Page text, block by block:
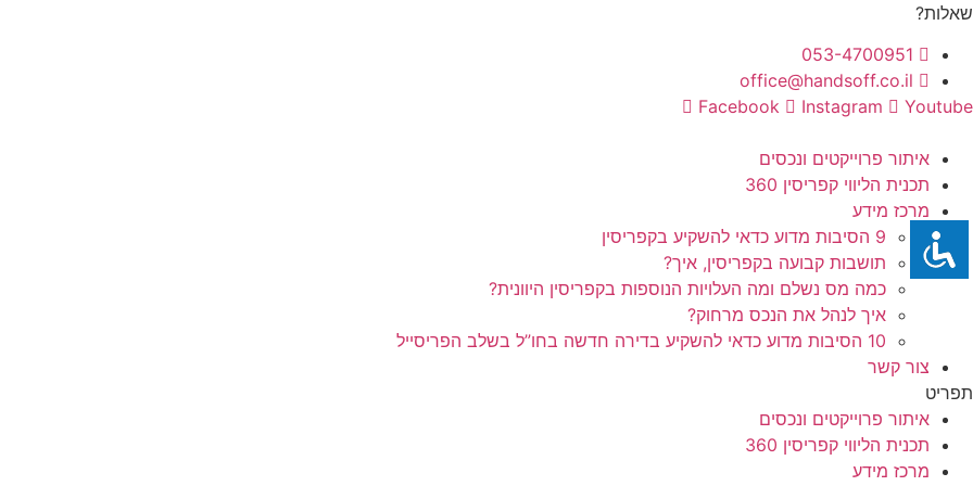
דלג
שאלות?
053-4700951
office@handsoff.co.il
Facebook
Instagram Youtube
איתור פרוייקטים ונכסים
תכנית הליווי קפריסין 360
מרכז מידע
9 הסיבות מדוע כדאי להשקיע בקפריסין
תושבות קבועה בקפריסין, איך?
כמה מס נשלם ומה העלויות הנוספות בקפריסין היוונית?
איך לנהל את הנכס מרחוק?
10 הסיבות מדוע כדאי להשקיע בדירה חדשה בחו”ל בשלב הפריסייל
צור קשר
תפריט
איתור פרוייקטים ונכסים
תכנית הליווי קפריסין 360
מרכז מידע